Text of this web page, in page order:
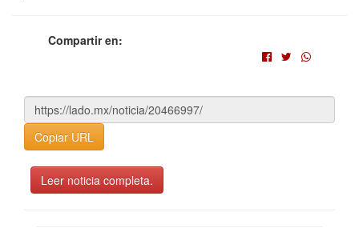
Compartir en:
Copiar URL
Leer noticia completa.